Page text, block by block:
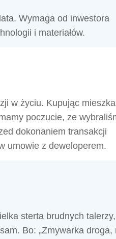
Wymaga od inwestora
i materiałów.
w życiu. Kupując
poczucie, ze
dokonaniem transakcji
umowie z deweloperem.
sterta brudnych talerzy,
Bo: „Zmywarka droga,